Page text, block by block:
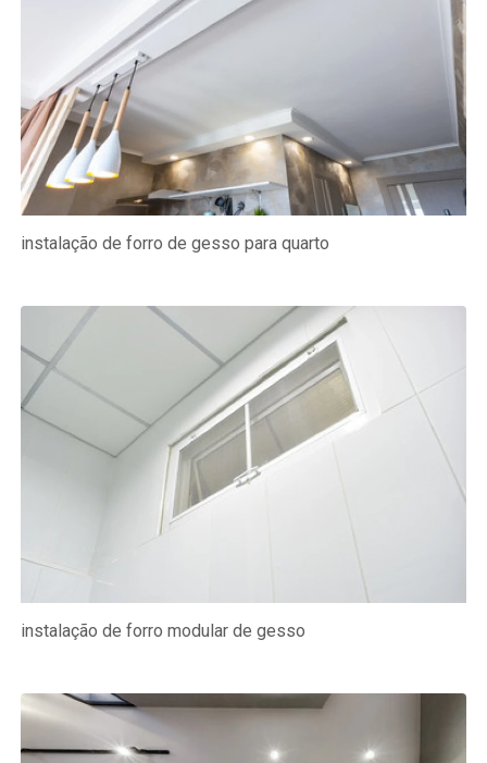
instalação de forro de gesso para quarto
instalação de forro modular de gesso